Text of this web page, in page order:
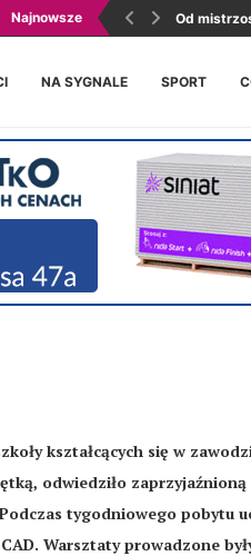
Najnowsze Od
NA SYGNALE SPORT
kształcących się w
odwiedziło
tygodniowego pobytu
Warsztaty prowadzone